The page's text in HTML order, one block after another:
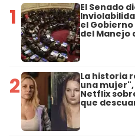
1 El Senado
el
del Manejo
2 La historia
una
Netflix
que